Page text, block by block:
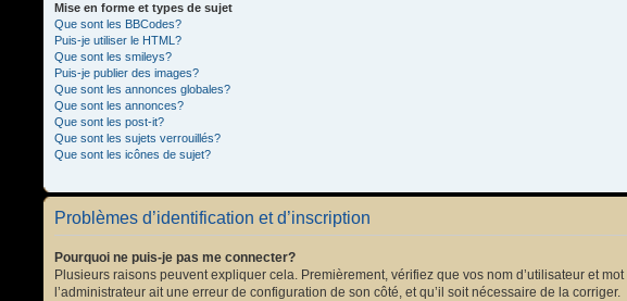
Mise en forme et types de sujet
Que sont les BBCodes?
Puis-je utiliser le HTML?
Que sont les smileys?
Puis-je publier des images?
Que sont les annonces globales?
Que sont les annonces?
Que sont les post-it?
Que sont les sujets verrouillés?
Que sont les icônes de sujet?
Problèmes d’identification et d’inscription
Pourquoi ne puis-je pas me connecter?
Plusieurs raisons peuvent expliquer cela. Premièrement, vérifiez que vos nom d’utilisateur et
l’administrateur ait une erreur de configuration de son côté, et qu’il soit nécessaire de la corriger.